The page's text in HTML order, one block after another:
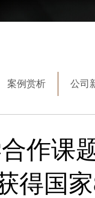
案例赏析 公司
作课
得国